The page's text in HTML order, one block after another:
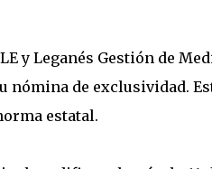
y Leganés Gestión de
nómina de exclusividad.
estatal.